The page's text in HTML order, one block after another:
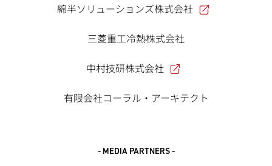
綿半ソリューションズ株式会社
三菱重工冷熱株式会社
中村技研株式会社
有限会社コーラル・アーキテクト
- MEDIA PARTNERS -